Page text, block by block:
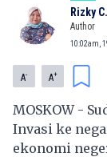
Rizky
Author
10:02am,
A- A+
MOSKOW -
Invasi ke
ekonomi